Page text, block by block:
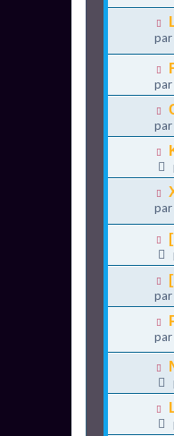
par
par
par
par
par
par